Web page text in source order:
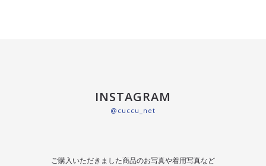
INSTAGRAM
@cuccu_net
ご購入いただきました商品のお写真や着用写真など